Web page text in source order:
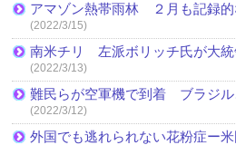
アマゾン熱帯雨林 ２月も記録
(2022/3/15)
南米チリ 左派ボリッチ氏が大統
(2022/3/13)
難民らが空軍機で到着 ブラジル
(2022/3/12)
外国でも逃れられない花粉症ー米